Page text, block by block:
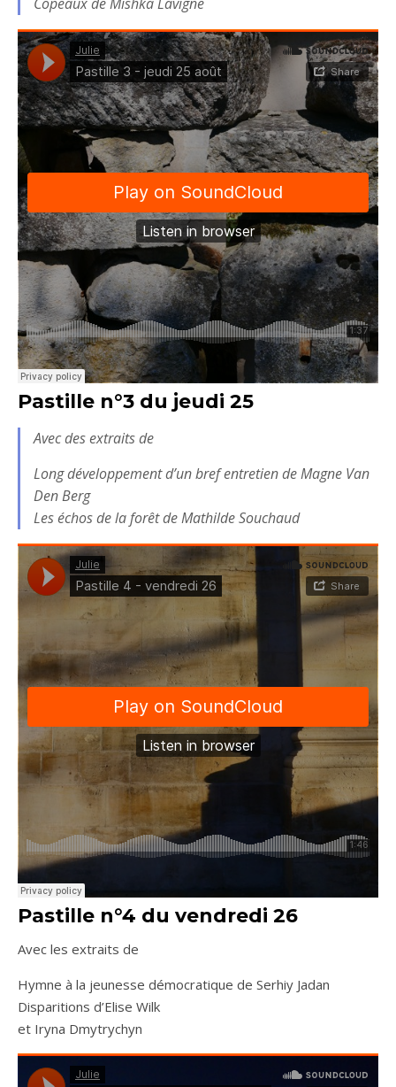
Pastille n°3 du jeudi 25
Avec des extraits de
Long développement d’un bref entretiende Magne Van
Den Berg
Les échos de la forêtde Mathilde Souchaud
Pastille n°4 du vendredi 26
Avec les extraits de
Hymne à la jeunesse démocratique de Serhiy Jadan
Disparitions d’Elise Wilk
et Iryna Dmytrychyn